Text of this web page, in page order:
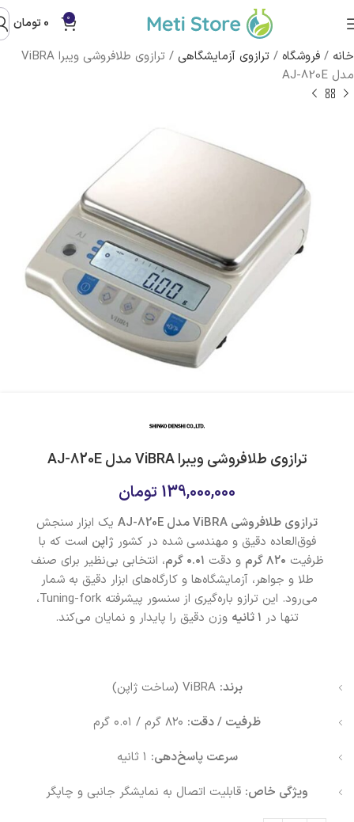
0
0تومان
خانه / فروشگاه / ترازوی آزمایشگاهی /
ترازوی طلافروشی ویبرا ViBRA
مدل AJ-820E
ترازوی طلافروشی ویبرا ViBRA مدل AJ-820E
139,000,000 تومان
ترازوی طلافروشی ViBRA مدل AJ-820E
یک ابزار سنجش
فوق‌العاده دقیق و مهندسی شده در کشور ژاپن است که با
ظرفیت ۸۲۰ گرم و دقت ۰.۰۱ گرم
، انتخابی بی‌نظیر برای صنف
طلا و جواهر، آزمایشگاه‌ها و کارگاه‌های ابزار دقیق به شمار
می‌رود. این ترازو باره‌گیری از سنسور پیشرفته Tuning-fork،
تنها در ۱ ثانیه وزن دقیق را پایدار و نمایان می‌کند.
برند: ViBRA (ساخت ژاپن)
ظرفیت / دقت:
سرعت پاسخ‌دهی:
ویژگی خاص: قابلیت اتصال به نمایشگر جانبی و چاپگر